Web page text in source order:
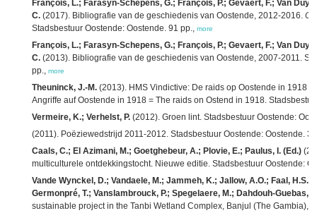
François, L.; Farasyn-Schepens, G.; François, P.; Gevaert, F.; Van
C. (2017). Bibliografie van de geschiedenis van Oostende, 2012-2016.
Stadsbestuur Oostende: Oostende. 91 pp., more
François, L.; Farasyn-Schepens, G.; François, P.; Gevaert, F.; Van
C. (2013). Bibliografie van de geschiedenis van Oostende, 2007-2011.
pp., more
Theuninck, J.-M. (2013). HMS Vindictive: De raids op Oostende in 1918
Angriffe auf Oostende in 1918 = The raids on Ostend in 1918.
Vermeire, K.; Verhelst, P. (2012). Groen lint. Stadsbestuur Oostende:
(2011). Poëziewedstrijd 2011-2012. Stadsbestuur Oostende: Oostende.
Caals, C.; El Azimani, M.; Goetghebeur, A.; Plovie, E.; Paulus, I. (Ed.)
multiculturele ontdekkingstocht. Nieuwe editie. Stadsbestuur Oostende:
Vande Wynckel, D.; Vandaele, M.; Jammeh, K.; Jallow, A.O.; Faal, H.S.;
Germonpré, T.; Vanslambrouck, P.; Spegelaere, M.; Dahdouh-Guebas, F.
sustainable project in the Tanbi Wetland Complex, Banjul (The Gambia),